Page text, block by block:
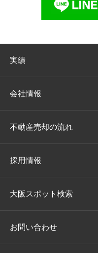
実績
会社情報
不動産売却の流れ
採用情報
大阪スポット検索
お問い合わせ